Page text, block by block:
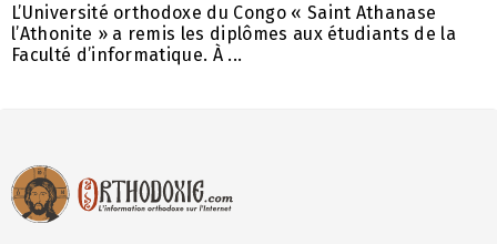
L’Université orthodoxe du Congo « Saint Athanase
l’Athonite » a remis les diplômes aux étudiants de la
Faculté d’informatique. À ...